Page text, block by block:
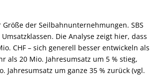
der Seilbahnunternehmungen. SBS
Die Analyse zeigt hier, dass
CHF – sich generell besser entwickeln als
als 20 Mio. Jahresumsatz um 5 % stieg,
um ganze 35 % zurück (vgl.